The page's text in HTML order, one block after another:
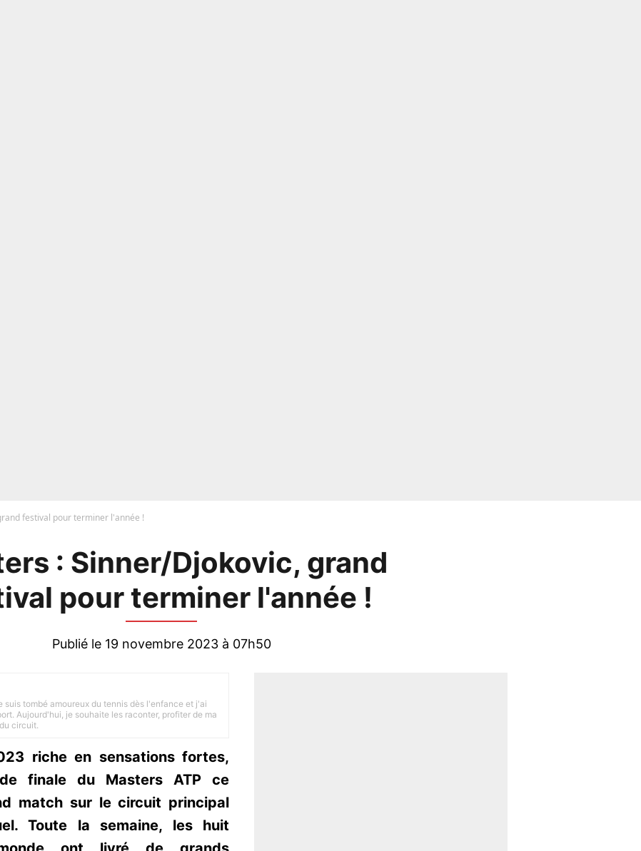
festival pour terminer l'année !
: Sinner/Djokovic, grand
pour terminer l'année !
Publié le 19 novembre 2023 à 07h50
tombé amoureux du tennis dès l'enfance et j'ai
Aujourd'hui, je souhaite les raconter, profiter de ma
circuit.
riche en sensations fortes,
finale du Masters ATP ce
match sur le circuit principal
Toute la semaine, les huit